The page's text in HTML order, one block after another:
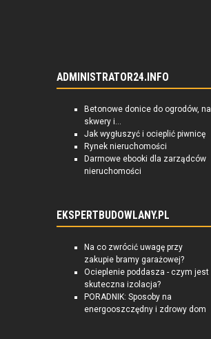
ADMINISTRATOR24.INFO
Betonowe donice do ogrodów, na
skwery i...
Jak wygłuszyć i ocieplić piwnicę
Rynek nieruchomości
Darmowe ebooki dla zarządców
nieruchomości
EKSPERTBUDOWLANY.PL
Na co zwrócić uwagę przy
zakupie bramy garażowej?
Ocieplenie poddasza - czym jest
skuteczna izolacja?
PORADNIK: Sposoby na
energooszczędny i zdrowy dom